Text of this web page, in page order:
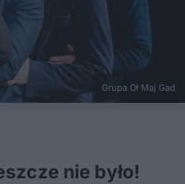
Grupa Oł Maj Gad
nie było!